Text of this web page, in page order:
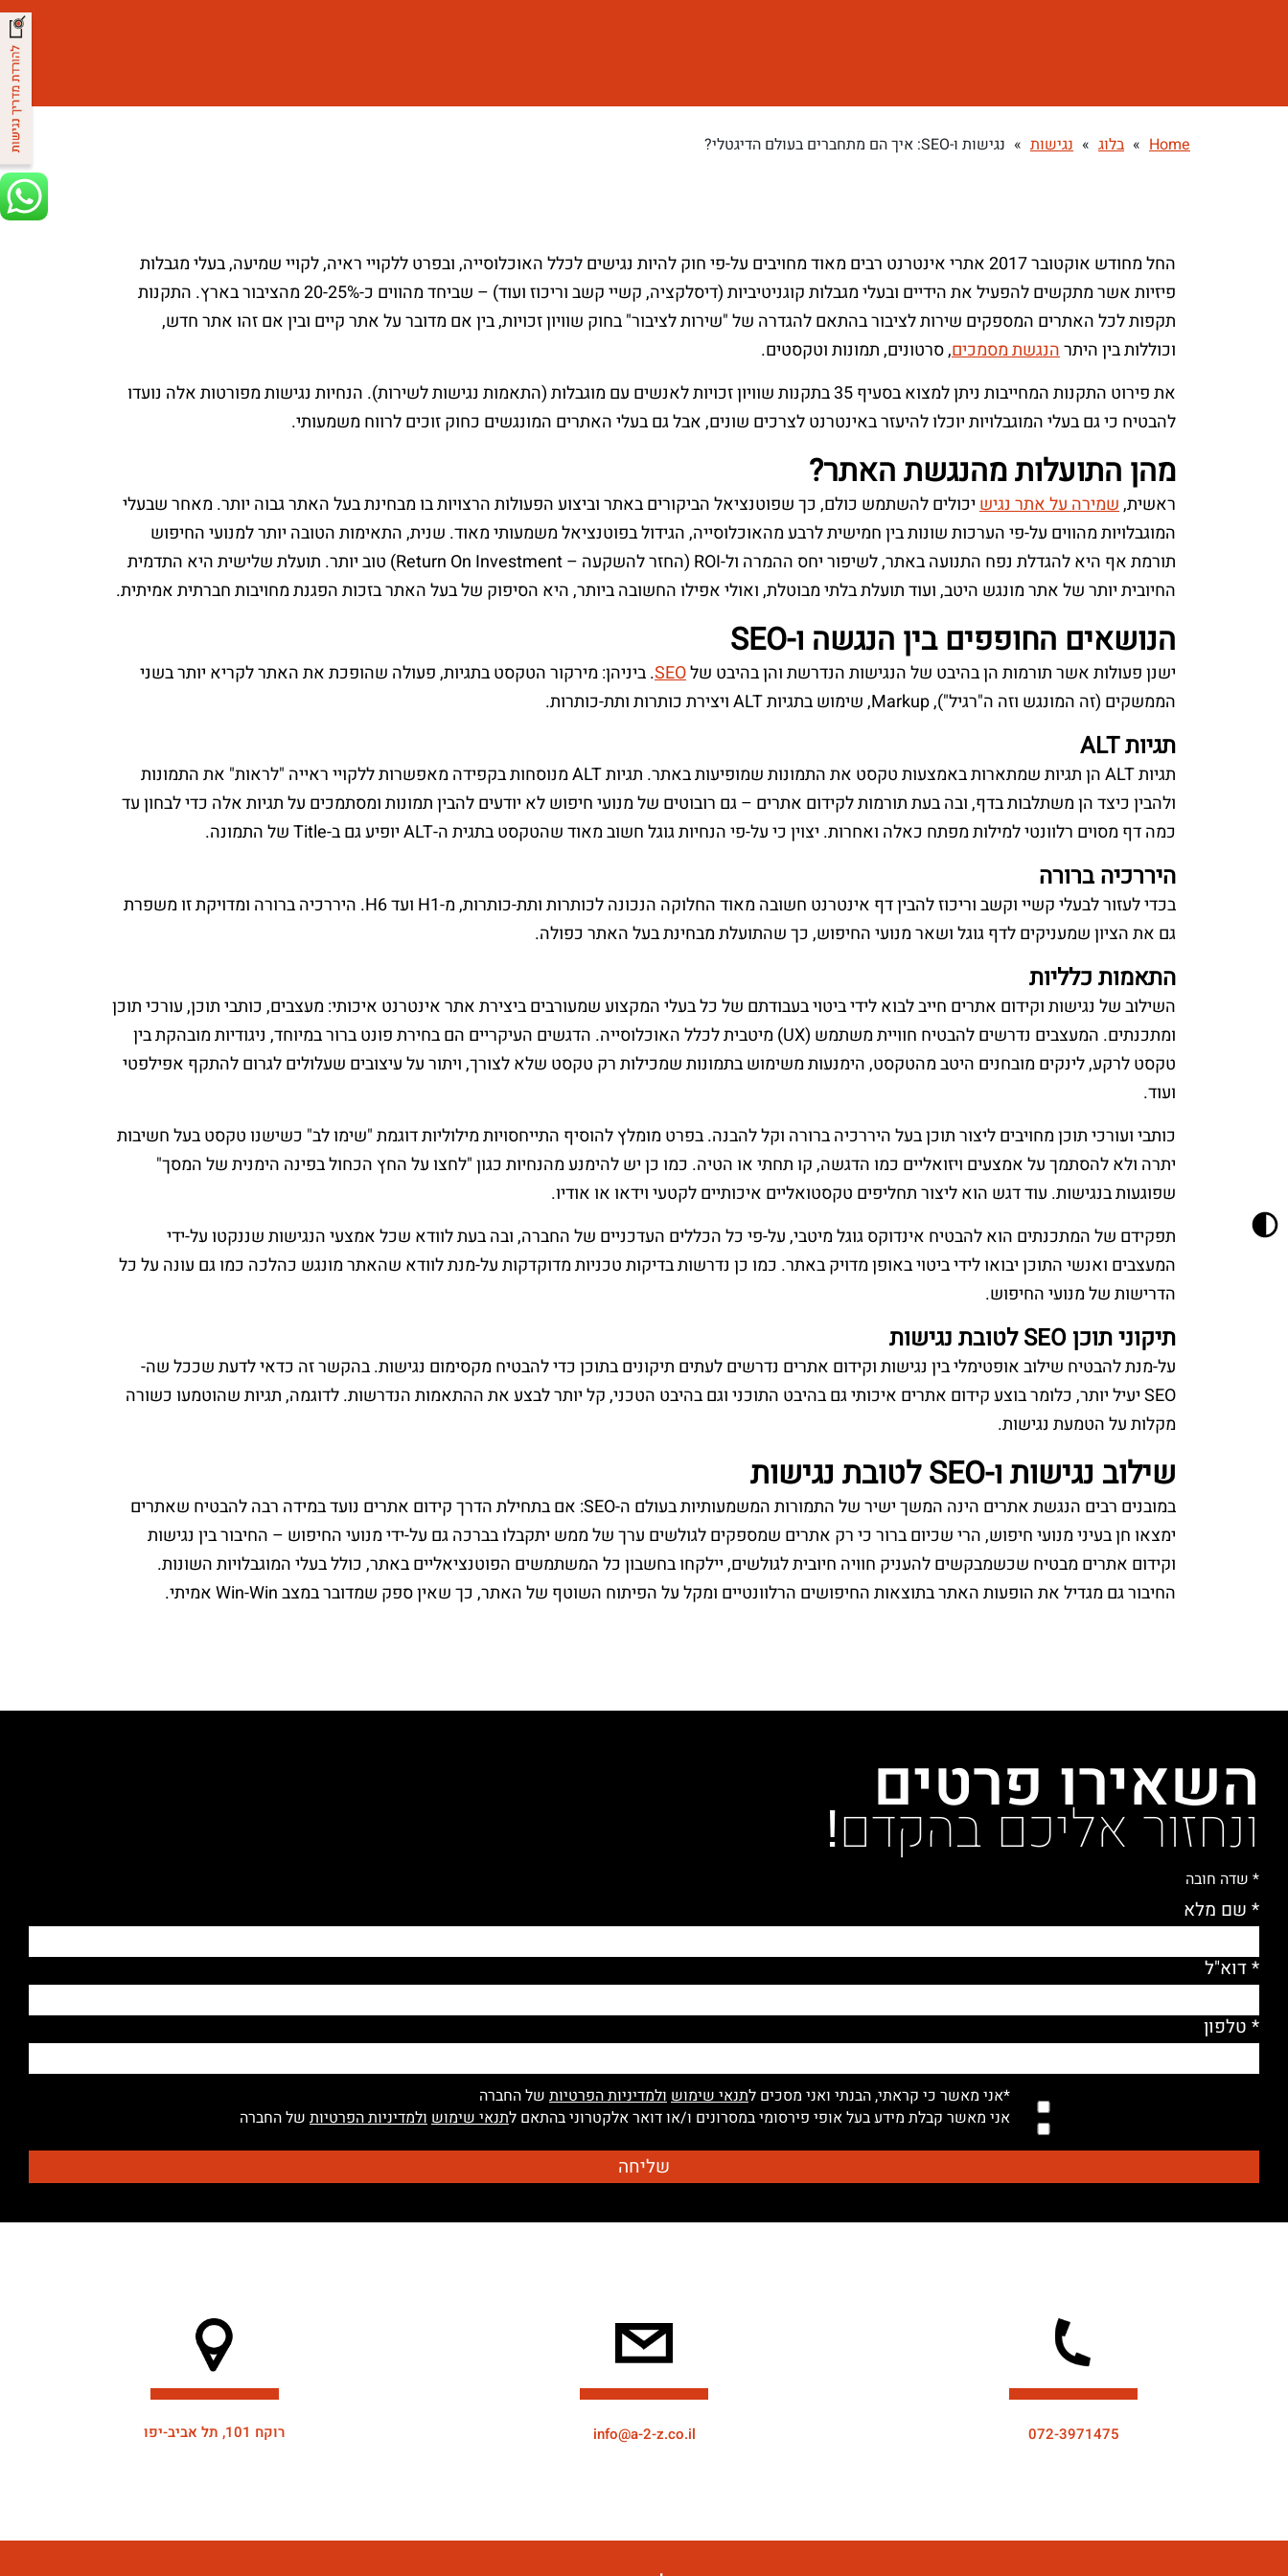
Home
» בלוג » נגישות » נגישות ו-SEO: איך הם מתחברים בעולם הדיגטלי?
החל מחודש אוקטובר 2017 אתרי אינטרנט רבים מאוד מחויבים על-פי חוק להיות נגישים לכלל האוכלוסייה, ובפרט ללקויי ראיה, לקויי שמיעה, בעלי מגבלות
פיזיות אשר מתקשים להפעיל את הידיים ובעלי מגבלות קוגניטיביות (דיסלקציה, קשיי קשב וריכוז ועוד) – שביחד מהווים כ-20-25% מהציבור בארץ. התקנות
תקפות לכל האתרים המספקים שירות לציבור בהתאם להגדרה של "שירות לציבור" בחוק שוויון זכויות, בין אם מדובר על אתר קיים ובין אם זהו אתר חדש,
וכוללות בין היתרהנגשת מסמכים, סרטונים, תמונות וטקסטים.
את פירוט התקנות המחייבות ניתן למצוא בסעיף 35 בתקנות שוויון זכויות לאנשים עם מוגבלות (התאמות נגישות לשירות). הנחיות נגישות מפורטות אלה נועדו
להבטיח כי גם בעלי המוגבלויות יוכלו להיעזר באינטרנט לצרכים שונים, אבל גם בעלי האתרים המונגשים כחוק זוכים לרווח משמעותי.
מהן התועלות מהנגשת האתר?
ראשית,שמירה על אתר נגישיכולים להשתמש כולם, כך שפוטנציאל הביקורים באתר וביצוע הפעולות הרצויות בו מבחינת בעל האתר גבוה יותר. מאחר שבעלי
המוגבלויות מהווים על-פי הערכות שונות בין חמישית לרבע מהאוכלוסייה, הגידול בפוטנציאל משמעותי מאוד. שנית, התאימות הטובה יותר למנועי החיפוש
תורמת אף היא להגדלת נפח התנועה באתר, לשיפור יחס ההמרה ול-ROI (החזר להשקעה – Return On Investment) טוב יותר. תועלת שלישית היא התדמית
החיובית יותר של אתר מונגש היטב, ועוד תועלת בלתי מבוטלת, ואולי אפילו החשובה ביותר, היא הסיפוק של בעל האתר בזכות הפגנת מחויבות חברתית אמיתית.
הנושאים החופפים בין הנגשה ו-SEO
ישנן פעולות אשר תורמות הן בהיבט של הנגישות הנדרשת והן בהיבט שלSEO. ביניהן: מירקור הטקסט בתגיות, פעולה שהופכת את האתר לקריא יותר בשני
הממשקים (זה המונגש וזה ה"רגיל"), Markup, שימוש בתגיות ALT ויצירת כותרות ותת-כותרות.
תגיות ALT
תגיות ALT הן תגיות שמתארות באמצעות טקסט את התמונות שמופיעות באתר. תגיות ALT מנוסחות בקפידה מאפשרות ללקויי ראייה "לראות" את התמונות
ולהבין כיצד הן משתלבות בדף, ובה בעת תורמות לקידום אתרים – גם רובוטים של מנועי חיפוש לא יודעים להבין תמונות ומסתמכים על תגיות אלה כדי לבחון עד
כמה דף מסוים רלוונטי למילות מפתח כאלה ואחרות. יצוין כי על-פי הנחיות גוגל חשוב מאוד שהטקסט בתגית ה-ALT יופיע גם ב-Title של התמונה.
היררכיה ברורה
בכדי לעזור לבעלי קשיי וקשב וריכוז להבין דף אינטרנט חשובה מאוד החלוקה הנכונה לכותרות ותת-כותרות, מ-H1 ועד H6. היררכיה ברורה ומדויקת זו משפרת
גם את הציון שמעניקים לדף גוגל ושאר מנועי החיפוש, כך שהתועלת מבחינת בעל האתר כפולה.
התאמות כלליות
השילוב של נגישות וקידום אתרים חייב לבוא לידי ביטוי בעבודתם של כל בעלי המקצוע שמעורבים ביצירת אתר אינטרנט איכותי: מעצבים, כותבי תוכן, עורכי תוכן
ומתכנתים. המעצבים נדרשים להבטיח חוויית משתמש (UX) מיטבית לכלל האוכלוסייה. הדגשים העיקריים הם בחירת פונט ברור במיוחד, ניגודיות מובהקת בין
טקסט לרקע, לינקים מובחנים היטב מהטקסט, הימנעות משימוש בתמונות שמכילות רק טקסט שלא לצורך, ויתור על עיצובים שעלולים לגרום להתקף אפילפטי
ועוד.
כותבי ועורכי תוכן מחויבים ליצור תוכן בעל היררכיה ברורה וקל להבנה. בפרט מומלץ להוסיף התייחסויות מילוליות דוגמת "שימו לב" כשישנו טקסט בעל חשיבות
יתרה ולא להסתמך על אמצעים ויזואליים כמו הדגשה, קו תחתי או הטיה. כמו כן יש להימנע מהנחיות כגון "לחצו על החץ הכחול בפינה הימנית של המסך"
שפוגעות בנגישות. עוד דגש הוא ליצור תחליפים טקסטואליים איכותיים לקטעי וידאו או אודיו.
תפקידם של המתכנתים הוא להבטיח אינדוקס גוגל מיטבי, על-פי כל הכללים העדכניים של החברה, ובה בעת לוודא שכל אמצעי הנגישות שננקטו על-ידי
המעצבים ואנשי התוכן יבואו לידי ביטוי באופן מדויק באתר. כמו כן נדרשות בדיקות טכניות מדוקדקות על-מנת לוודא שהאתר מונגש כהלכה כמו גם עונה על כל
הדרישות של מנועי החיפוש.
תיקוני תוכן SEO לטובת נגישות
על-מנת להבטיח שילוב אופטימלי בין נגישות וקידום אתרים נדרשים לעתים תיקונים בתוכן כדי להבטיח מקסימום נגישות. בהקשר זה כדאי לדעת שככל שה-
SEO יעיל יותר, כלומר בוצע קידום אתרים איכותי גם בהיבט התוכני וגם בהיבט הטכני, קל יותר לבצע את ההתאמות הנדרשות. לדוגמה, תגיות שהוטמעו כשורה
מקלות על הטמעת נגישות.
שילוב נגישות ו-SEO לטובת נגישות
במובנים רבים הנגשת אתרים הינה המשך ישיר של התמורות המשמעותיות בעולם ה-SEO: אם בתחילת הדרך קידום אתרים נועד במידה רבה להבטיח שאתרים
ימצאו חן בעיני מנועי חיפוש, הרי שכיום ברור כי רק אתרים שמספקים לגולשים ערך של ממש יתקבלו בברכה גם על-ידי מנועי החיפוש – החיבור בין נגישות
וקידום אתרים מבטיח שכשמבקשים להעניק חוויה חיובית לגולשים, יילקחו בחשבון כל המשתמשים הפוטנציאליים באתר, כולל בעלי המוגבלויות השונות.
החיבור גם מגדיל את הופעות האתר בתוצאות החיפושים הרלוונטיים ומקל על הפיתוח השוטף של האתר, כך שאין ספק שמדובר במצב Win-Win אמיתי.
השאירו פרטים
ונחזור אליכם בהקדם!
* שדה חובה
* שם מלא
* דוא"ל
* טלפון
*אני מאשר כי קראתי, הבנתי ואני מסכים לתנאי שימושולמדיניות הפרטיות של החברה
אני מאשר קבלת מידע בעל אופי פירסומי במסרונים ו/או דואר אלקטרוני בהתאם לתנאי שימושולמדיניות הפרטיות של החברה
072-3971475
info@a-2-z.co.il רוקח 101, תל אביב-יפו